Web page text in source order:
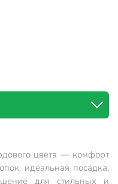
цвета — комфорт
идеальная посадка,
для стильных и